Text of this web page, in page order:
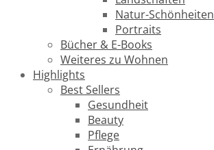
Natur-Schönheiten
Portraits
Bücher & E-Books
Weiteres zu Wohnen
Highlights
Best Sellers
Gesundheit
Beauty
Pflege